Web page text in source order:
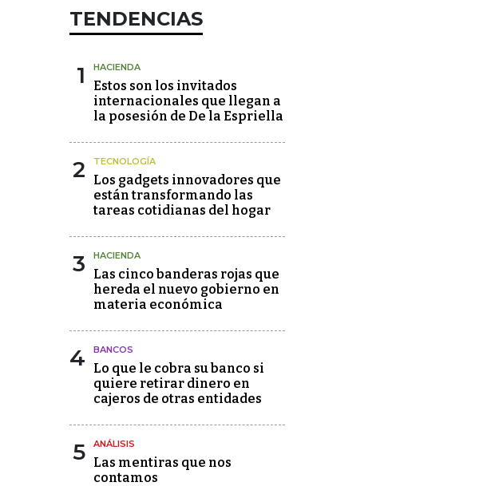
TENDENCIAS
1 HACIENDA
Estos son los invitados
internacionales que llegan a
la posesión de De la Espriella
2 TECNOLOGÍA
Los gadgets innovadores que
están transformando las
tareas cotidianas del hogar
3 HACIENDA
Las cinco banderas rojas que
hereda el nuevo gobierno en
materia económica
4 BANCOS
Lo que le cobra su banco si
quiere retirar dinero en
cajeros de otras entidades
5 ANÁLISIS
Las mentiras que nos
contamos